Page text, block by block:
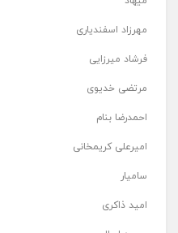
مهرزاد اسفندیاری
فرشاد میرزایی
مرتضی خدیوی
احمدرضا بنام
امیرعلی کریمخانی
سامیار
امید ذاکری